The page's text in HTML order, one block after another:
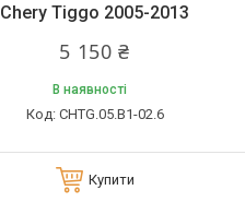
Chery Tiggo 2005-2013
5 150 ₴
В наявності
CHTG.05.B1-02.6
Купити